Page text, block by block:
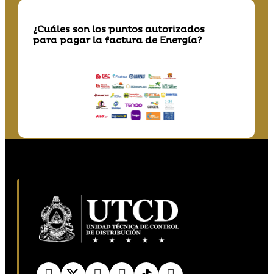
¿Cuáles son los puntos autorizados
para pagar la factura de Energía?